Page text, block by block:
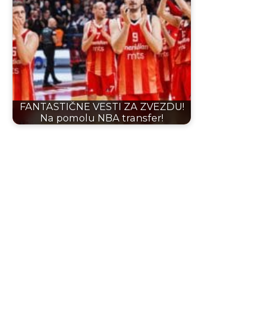
FANTASTIČNE VESTI ZA ZVEZDU!
Na pomolu NBA transfer!